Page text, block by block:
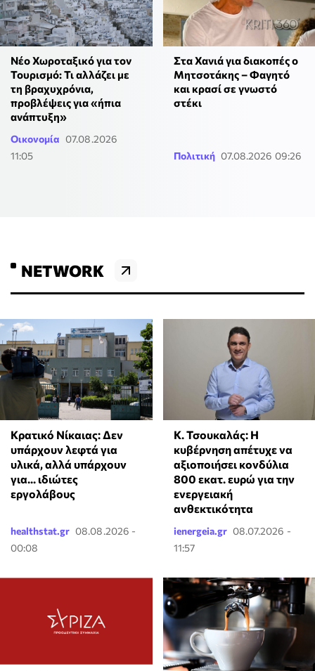
Νέο Χωροταξικό για τον
Τουρισμό: Τι αλλάζει με
τη βραχυχρόνια,
προβλέψεις για «ήπια
ανάπτυξη»
Οικονομία 07.08.2026
11:05
Στα Χανιά για διακοπές ο
Μητσοτάκης – Φαγητό
και κρασί σε γνωστό
στέκι
Πολιτική 07.08.2026 09:26
NETWORK
Κρατικό Νίκαιας: Δεν
υπάρχουν λεφτά για
υλικά, αλλά υπάρχουν
για... ιδιώτες
εργολάβους
healthstat.gr 08.08.2026 -
00:08
Κ. Τσουκαλάς: Η
κυβέρνηση απέτυχε να
αξιοποιήσει κονδύλια
800 εκατ. ευρώ για την
ενεργειακή
ανθεκτικότητα
ienergeia.gr 08.07.2026 -
11:57